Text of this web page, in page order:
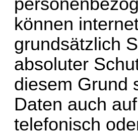
können
grundsätzlich
absoluter
diesem Grund
Daten auch
telefonisch